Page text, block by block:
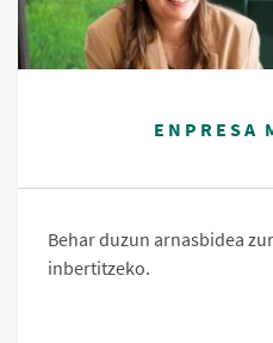
ENPRESA
Behar duzun arnasbidea
inbertitzeko.